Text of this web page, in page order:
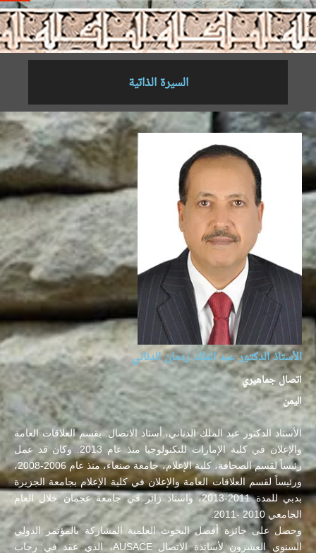
.
السيرة الذاتية
الأستاذ الدكتور عبد الملك ردمان الدناني
اتصال جماهيري
اليمن
الأستاذ الدكتور عبد الملك الدناني، أستاذ الاتصال: بقسم العلاقات العامة
والإعلان في كلية الإمارات للتكنولوجيا منذ عام 2013. وكان قد عمل
رئيساً لقسم الصحافة، كلية الإعلام، جامعة صنعاء، منذ عام 2006-2008،
ورئيساً لقسم العلاقات العامة والإعلان في كلية الإعلام بجامعة الجزيرة
بدبي للمدة 2011-2013، واستاذ زائر في جامعة عجمان خلال العام
الجامعي 2010 -2011.
وحصل على جائزة أفضل البحوث العلمية المشاركة بالمؤتمر الدولي
السنوي العشرون لأساتذة الاتصال AUSACE، الذي عقد في رحاب